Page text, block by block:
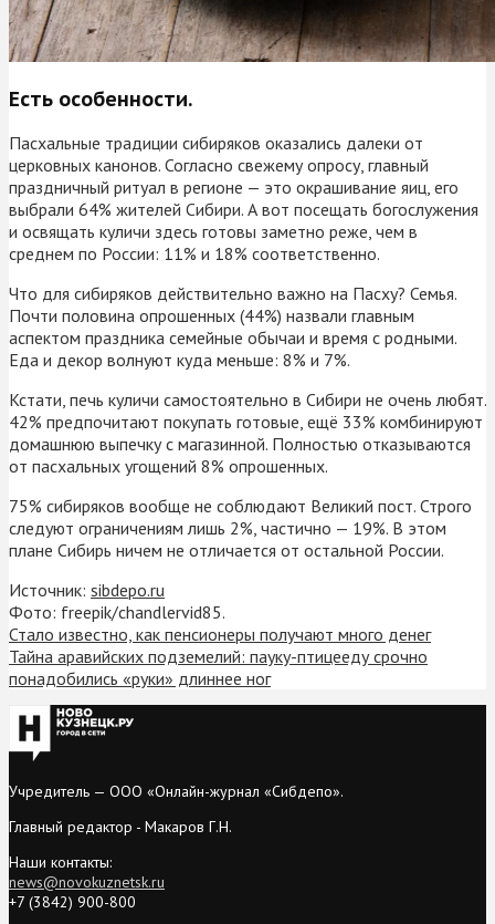
Есть особенности.
Пасхальные традиции сибиряков оказались далеки от
церковных канонов. Согласно свежему опросу, главный
праздничный ритуал в регионе — это окрашивание яиц, его
выбрали 64% жителей Сибири. А вот посещать богослужения
и освящать куличи здесь готовы заметно реже, чем в
среднем по России: 11% и 18% соответственно.
Что для сибиряков действительно важно на Пасху? Семья.
Почти половина опрошенных (44%) назвали главным
аспектом праздника семейные обычаи и время с родными.
Еда и декор волнуют куда меньше: 8% и 7%.
Кстати, печь куличи самостоятельно в Сибири не очень любят.
42% предпочитают покупать готовые, ещё 33% комбинируют
домашнюю выпечку с магазинной. Полностью отказываются
от пасхальных угощений 8% опрошенных.
75% сибиряков вообще не соблюдают Великий пост. Строго
следуют ограничениям лишь 2%, частично — 19%. В этом
плане Сибирь ничем не отличается от остальной России.
Источник: sibdepo.ru
Фото: freepik/chandlervid85.
Стало известно, как пенсионеры получают много денег
Тайна аравийских подземелий: пауку-птицееду срочно
понадобились «руки» длиннее ног
Учредитель — ООО «Онлайн-журнал «Сибдепо».
Главный редактор - Макаров Г.Н.
Наши контакты:
news@novokuznetsk.ru
+7 (3842) 900-800